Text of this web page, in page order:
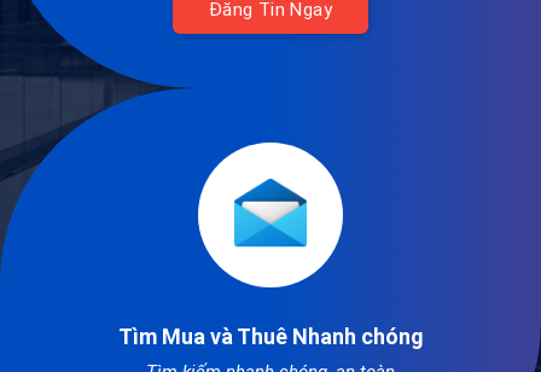
Đăng Tin Ngay
Tìm Mua và Thuê Nhanh chóng